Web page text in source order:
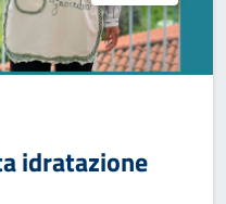
idratazione